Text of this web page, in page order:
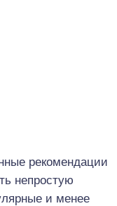
рекомендации
непростую
и менее